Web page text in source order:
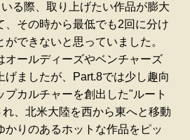
る際、取り上げたい作品が膨大
、その時から最低でも2回に分け
できないと思っていました。
オールディーズやベンチャーズ
げましたが、Part.8では少し趣向
プカルチャーを創出した"ルート
、北米大陸を西から東へと移動
かりのあるホットな作品をピッ